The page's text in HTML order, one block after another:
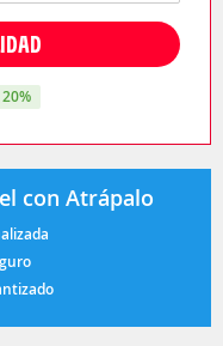
con Atrápalo